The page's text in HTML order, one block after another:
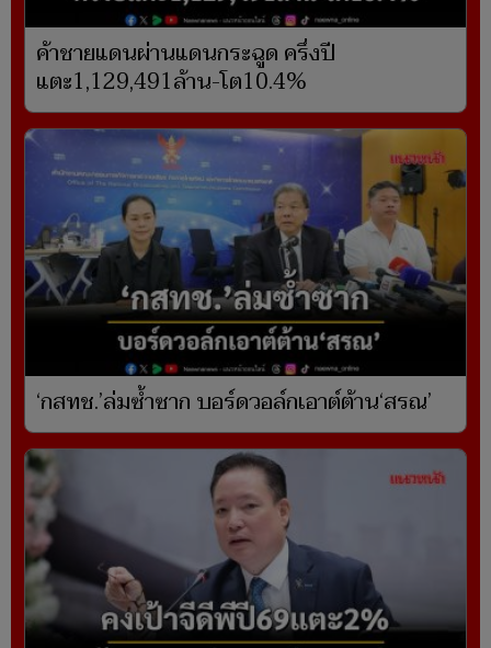
ค้าชายแดนผ่านแดนกระฉูด ครึ่งปี
แตะ1,129,491ล้าน-โต10.4%
‘กสทช.’ล่มซ้ำซาก บอร์ดวอล์กเอาต์ต้าน‘สรณ’